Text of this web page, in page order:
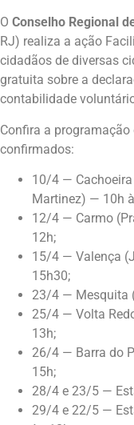
O Conselho Regional
RJ) realiza a ação
cidadãos de diversas
gratuita sobre a
contabilidade
Confira a
confirmados:
10/4 —
Martinez) — 10h
12/4 — Carmo
12h;
15/4 — Valença
15h30;
23/4 — Mesquita
25/4 — Volta
13h;
26/4 — Barra do
15h;
28/4 e 23/5 —
29/4 e 22/5 —